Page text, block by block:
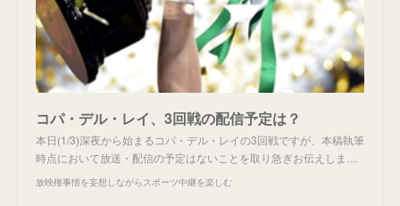
コパ・デル・レイ、3回戦の配信予定は？
本日(1/3)深夜から始まるコパ・デル・レイの3回戦ですが、本稿執筆
時点において放送・配信の予定はないことを取り急ぎお伝えしま…
放映権事情を妄想しながらスポーツ中継を楽しむ